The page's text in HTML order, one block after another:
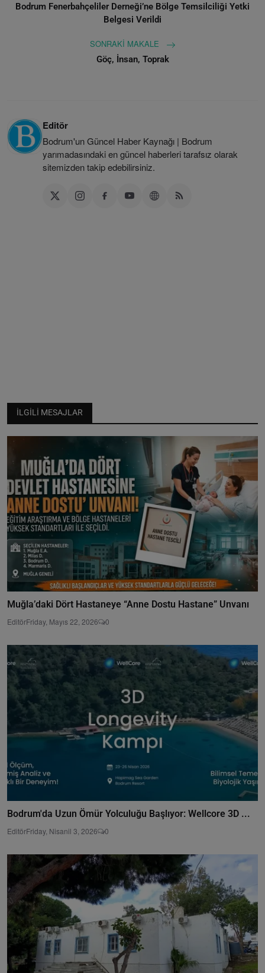
Bodrum Fenerbahçeliler Derneği’ne Bölge Temsilciliği Yetki
Belgesi Verildi
SONRAKI MAKALE
Göç, İnsan, Toprak
Editör
Bodrum'un Güncel Haber Kaynağı | Bodrum
yarımadasındaki en güncel haberleri tarafsız olarak
sitemizden takip edebilirsiniz.
İLGILI MESAJLAR
Muğla’daki Dört Hastaneye “Anne Dostu Hastane” Unvanı
EditörFriday, Mayıs 22, 2026 0
Bodrum'da Uzun Ömür Yolculuğu Başlıyor: Wellcore 3D ...
EditörFriday, Nisanil 3, 2026 0